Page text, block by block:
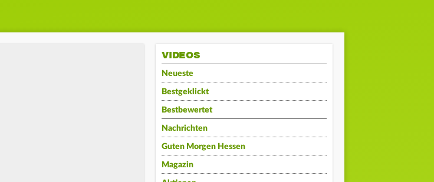
VIDEOS
Neueste
Bestgeklickt
Bestbewertet
Nachrichten
Guten Morgen Hessen
Magazin